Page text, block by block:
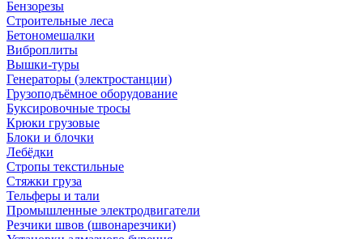
Бензорезы
Строительные леса
Бетономешалки
Виброплиты
Вышки-туры
Генераторы (электростанции)
Грузоподъёмное оборудование
Буксировочные тросы
Крюки грузовые
Блоки и блочки
Лебёдки
Стропы текстильные
Стяжки груза
Тельферы и тали
Промышленные электродвигатели
Резчики швов (швонарезчики)